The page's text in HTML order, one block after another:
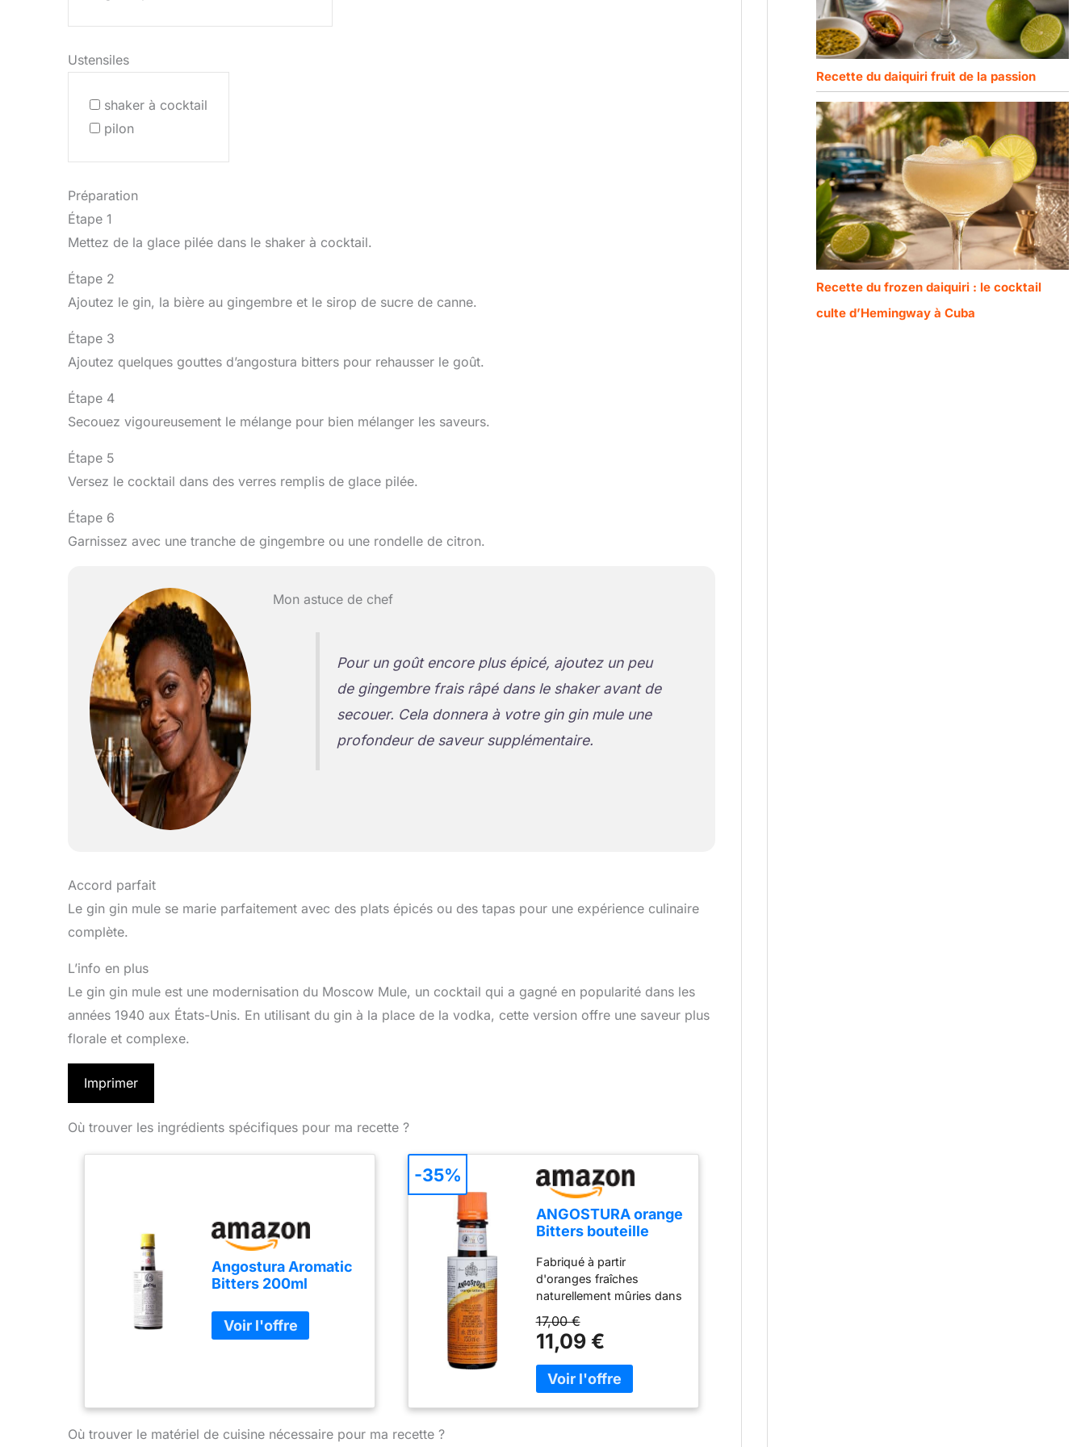
Ustensiles
shaker à cocktail
pilon
Préparation
Étape 1
Mettez de la glace pilée dans le shaker à cocktail.
Étape 2
Ajoutez le gin, la bière au gingembre et le sirop de sucre de canne.
Étape 3
Ajoutez quelques gouttes d’angostura bitters pour rehausser le goût.
Étape 4
Secouez vigoureusement le mélange pour bien mélanger les saveurs.
Étape 5
Versez le cocktail dans des verres remplis de glace pilée.
Étape 6
Garnissez avec une tranche de gingembre ou une rondelle de citron.
Mon astuce de chef
Pour un goût encore plus épicé, ajoutez un peu
de gingembre frais râpé dans le shaker avant de
secouer. Cela donnera à votre gin gin mule une
profondeur de saveur supplémentaire.
Accord parfait
Le gin gin mule se marie parfaitement avec des plats épicés ou des tapas pour une expérience culinaire
complète.
L’info en plus
Le gin gin mule est une modernisation du Moscow Mule, un cocktail qui a gagné en popularité dans les
années 1940 aux États-Unis. En utilisant du gin à la place de la vodka, cette version offre une saveur plus
florale et complexe.
Imprimer
Où trouver les ingrédients spécifiques pour ma recette ?
Angostura Aromatic
Bitters 200ml
ANGOSTURA orange
Bitters bouteille
Fabriqué à partir
d'oranges fraîches
naturellement mûries dans
baigné de soleil Provenant
de vergers luxuriants de
Trinidad, les oranges
utilisées pour fabriquer
des Bitters orange sont
cueillies à la main et
17,00 €
11,09 €
-35%
Où trouver le matériel de cuisine nécessaire pour ma recette ?
Recette du daiquiri fruit de la passion
Recette du frozen daiquiri : le cocktail
culte d’Hemingway à Cuba